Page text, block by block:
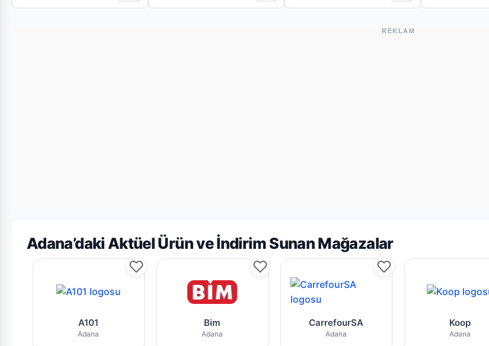
REKLAM
Adana’daki Aktüel Ürün ve İndirim Sunan Mağazalar
A101
Adana
Bim
Adana
CarrefourSA
Adana
Koop
Adana